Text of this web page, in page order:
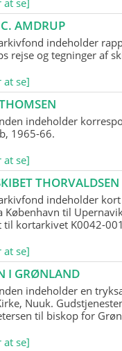
AMDRUP
indeholder
rejse og tegninger af
at se]
indeholder
1965-66.
at se]
THORVALDSEN
indeholder
København til
til kortarkivet K0042-
at se]
I GRØNLAND
indeholder en
Nuuk.
til biskop for
at se]